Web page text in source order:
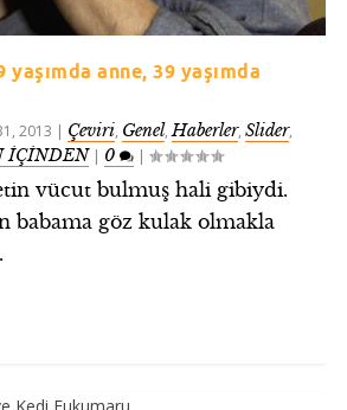
anne, 39 yaşımda
2013 | Çeviri, Genel,Haberler,Slider,
İÇİNDEN| 0 |
vücut bulmuş hali gibiydi.
babama göz kulak olmakla